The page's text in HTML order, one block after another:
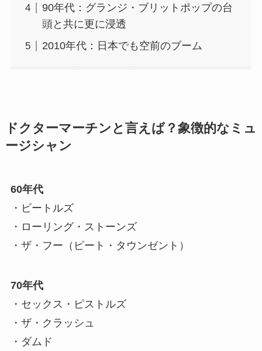
90年代：グランジ・ブリットポップの台
頭と共に更に浸透
2010年代：日本でも空前のブーム
ドクターマーチンと言えば？象徴的なミュ
ージシャン
60年代
・ビートルズ
・ローリング・ストーンズ
・ザ・フー（ピート・タウンゼント）
70年代
・セックス・ピストルズ
・ザ・クラッシュ
・ダムド